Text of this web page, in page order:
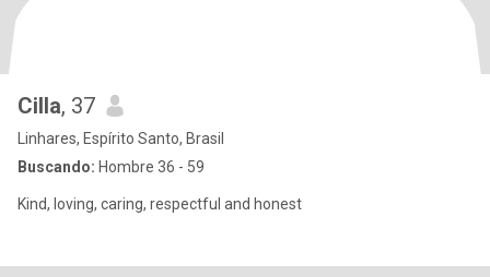
Cilla, 37
Linhares, Espírito Santo, Brasil
Buscando: Hombre 36 - 59
Kind, loving, caring, respectful and honest